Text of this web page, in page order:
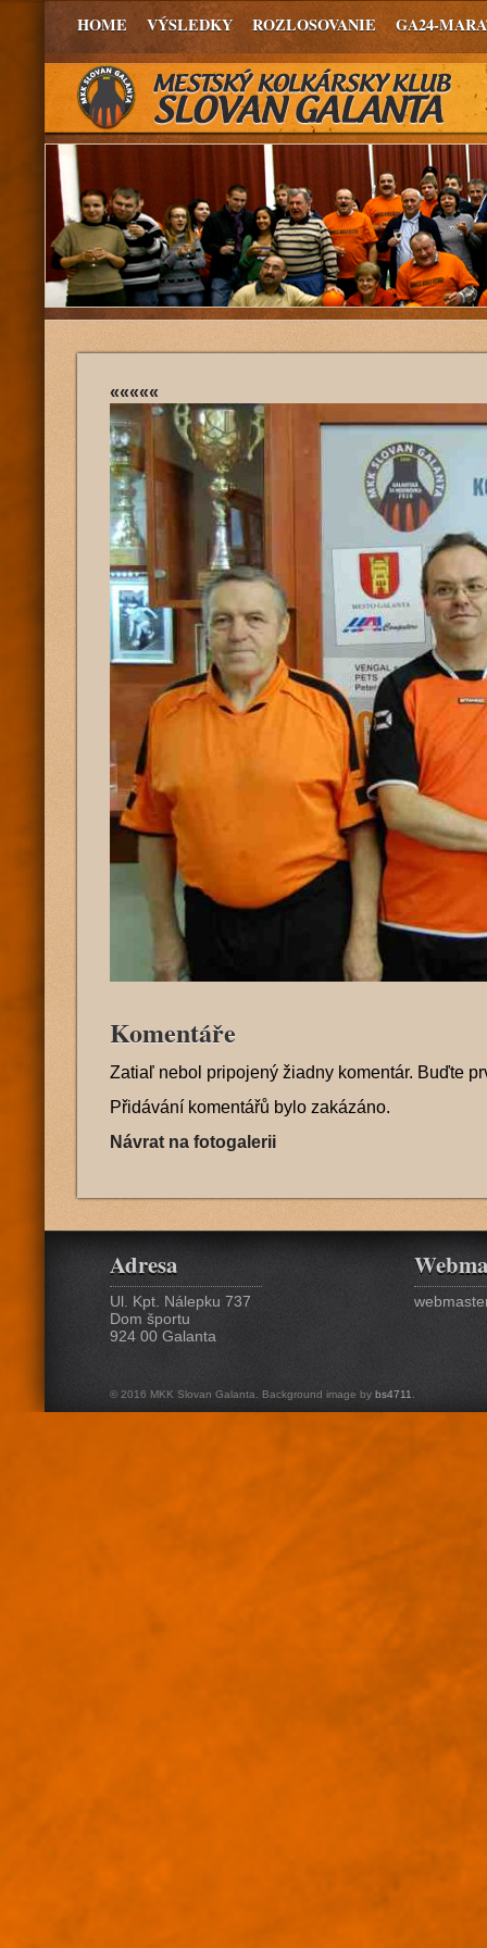
HOME VÝSLEDKY ROZLOSOVANIE GA24-
«««««
Komentáře
Zatiaľ nebol pripojený žiadny komentár. Buďte
Přidávání komentářů bylo zakázáno.
Návrat na fotogalerii
Adresa
Ul. Kpt. Nálepku 737
Dom športu
924 00 Galanta
© 2016 MKK Slovan Galanta. Background image by bs4711